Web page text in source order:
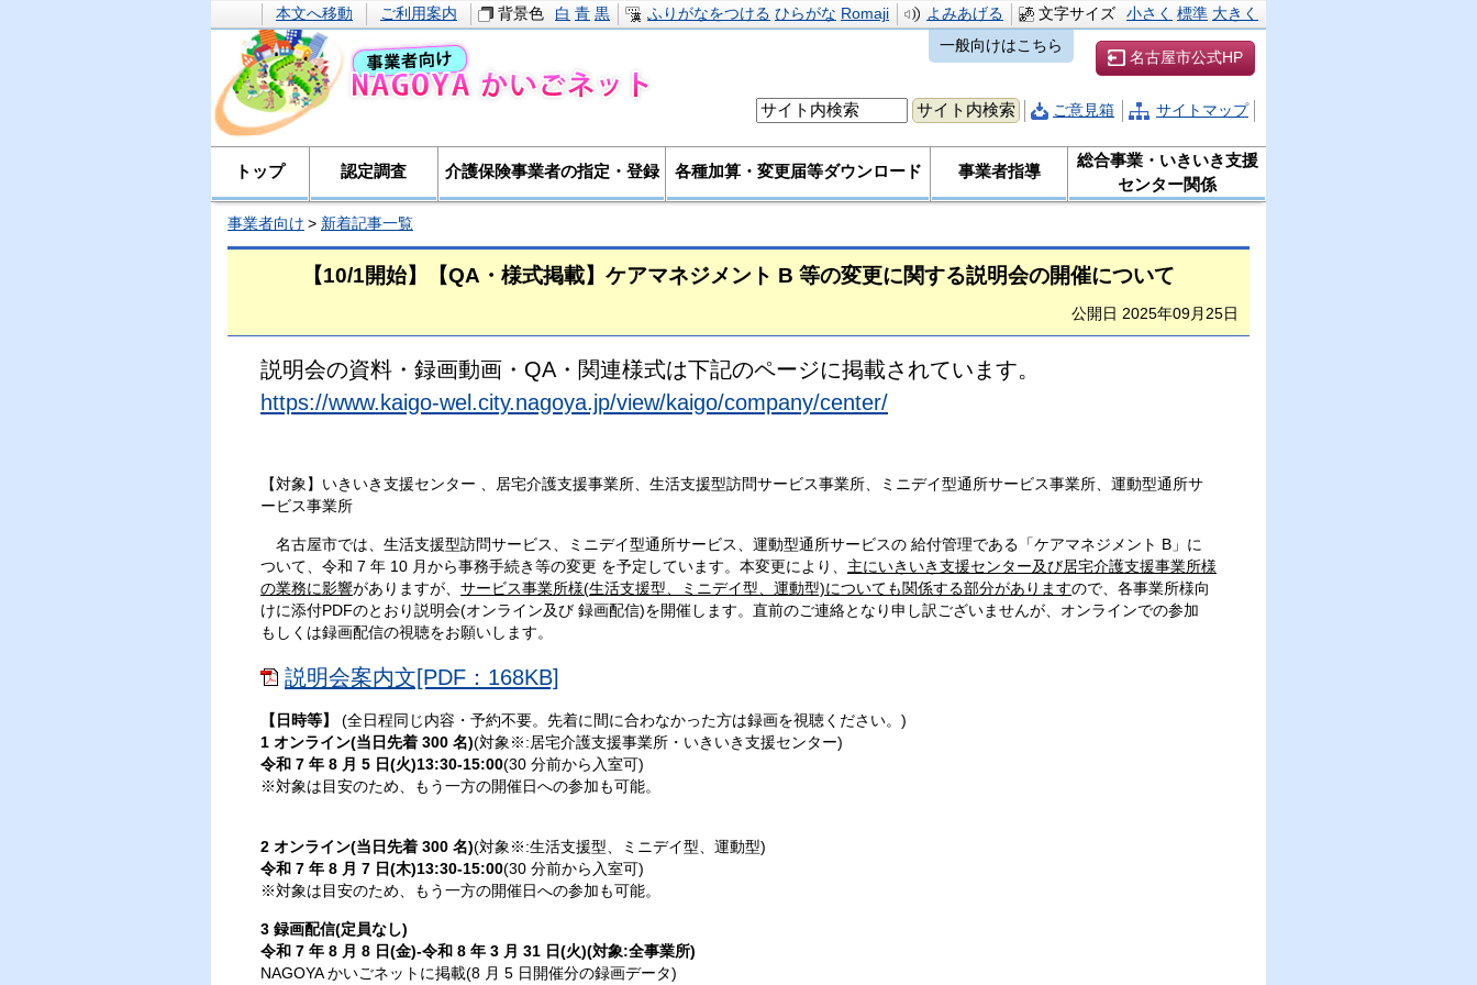
本文へ移動 ご利用案内 背景色 白 青 黒 ふりがなをつける ひらがな Romaji よみあげる 文字サイズ 小さく 標準 大きく
名古屋市公式HP
一般向けはこちら
ご意見箱 サイトマップ
トップ 認定調査 介護保険事業者の指定・登録 各種加算・変更届等ダウンロード 事業者指導
総合事業・いきいき支援
センター関係
事業者向け 新着記事一覧
【10/1開始】【QA・様式掲載】ケアマネジメント B 等の変更に関する説明会の開催について
公開日 2025年09月25日
説明会の資料・録画動画・QA・関連様式は下記のページに掲載されています。
https://www.kaigo-wel.city.nagoya.jp/view/kaigo/company/center/
【対象】いきいき支援センター 、居宅介護支援事業所、生活支援型訪問サービス事業所、ミニデイ型通所サービス事業所、運動型通所サ
ービス事業所
名古屋市では、生活支援型訪問サービス、ミニデイ型通所サービス、運動型通所サービスの 給付管理である「ケアマネジメント B」に
ついて、令和 7 年 10 月から事務手続き等の変更 を予定しています。本変更により、 主にいきいき支援センター及び居宅介護支援事業所様
の業務に影響がありますが、 サービス事業所様(生活支援型、ミニデイ型、運動型)についても関係する部分がありますので、各事業所様向
けに添付PDFのとおり説明会(オンライン及び 録画配信)を開催します。直前のご連絡となり申し訳ございませんが、オンラインでの参加
もしくは録画配信の視聴をお願いします。
説明会案内文[PDF：168KB]
【日時等】
(全日程同じ内容・予約不要。先着に間に合わなかった方は録画を視聴ください。)
1 オンライン(当日先着 300 名)(対象※:居宅介護支援事業所・いきいき支援センター)
令和 7 年 8 月 5 日(火)13:30-15:00(30 分前から入室可)
※対象は目安のため、もう一方の開催日への参加も可能。
2 オンライン(当日先着 300 名)(対象※:生活支援型、ミニデイ型、運動型)
令和 7 年 8 月 7 日(木)13:30-15:00(30 分前から入室可)
※対象は目安のため、もう一方の開催日への参加も可能。
3 録画配信(定員なし)
令和 7 年 8 月 8 日(金)-令和 8 年 3 月 31 日(火)(対象:全事業所)
NAGOYA かいごネットに掲載(8 月 5 日開催分の録画データ)